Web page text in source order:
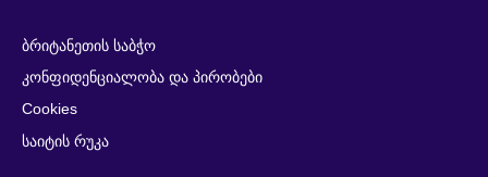
ბრიტანეთის საბჭო
კონფიდენციალობა და პირობები
Cookies
საიტის რუკა